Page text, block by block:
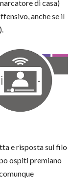
di casa)
anche se il
e risposta sul filo
ospiti premiano